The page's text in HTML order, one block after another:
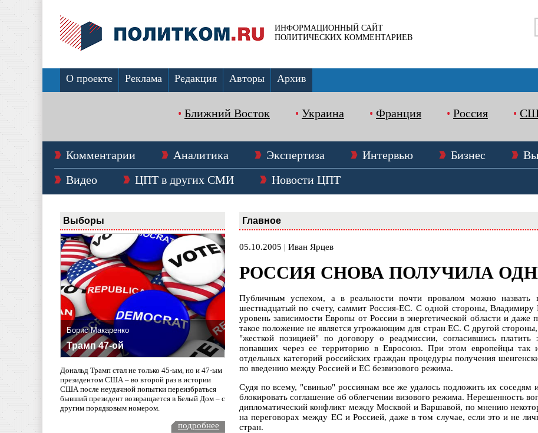
ИНФОРМАЦИОННЫЙ САЙТ
ПОЛИТИЧЕСКИХ КОММЕНТАРИЕВ
О проекте Реклама Редакция Авторы Архив
Ближний Восток Украина Франция Россия
Комментарии Аналитика Экспертиза Интервью Бизнес
Видео
ЦПТ в других СМИ Новости ЦПТ
Выборы
Борис Макаренко
Трамп 47-ой
Дональд Трамп стал не только 45-ым, но и 47-ым
президентом США – во второй раз в истории
США после неудачной попытки переизбраться
бывший президент возвращается в Белый Дом – с
другим порядковым номером.
подробнее
Главное
05.10.2005 | Иван Ярцев
РОССИЯ СНОВА ПОЛУЧИЛА
Публичным успехом, а в реальности почти провалом можно
шестнадцатый по счету, саммит Россия-ЕС. С одной стороны, Владимиру
уровень зависимости Европы от России в энергетической области и даже
такое положение не является угрожающим для стран ЕС. С другой
"жесткой позицией" по договору о реадмиссии, согласившись платить
попавших через ее территорию в Евросоюз. При этом европейцы так
отдельных категорий российских граждан процедуры получения
по введению между Россией и ЕС безвизового режима.
Судя по всему, "свинью" россиянам все же удалось подложить их соседям
блокировать соглашение об облегчении визового режима. Нерешенность
дипломатический конфликт между Москвой и Варшавой, по мнению
на переговорах между ЕС и Россией, даже в том случае, если это и не
стран.